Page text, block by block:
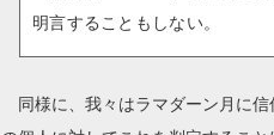
明言することもしない。
同様に、我々はラマダーン月に信